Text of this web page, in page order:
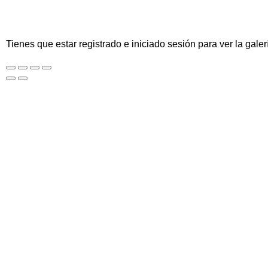
Tienes que estar registrado e iniciado sesión para ver la